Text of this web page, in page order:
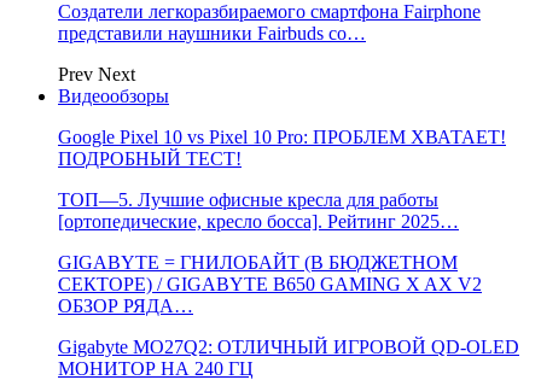
Создатели легкоразбираемого смартфона Fairphone
представили наушники Fairbuds со…
Prev Next
Видеообзоры
Google Pixel 10 vs Pixel 10 Pro: ПРОБЛЕМ ХВАТАЕТ!
ПОДРОБНЫЙ ТЕСТ!
ТОП—5. Лучшие офисные кресла для работы
[ортопедические, кресло босса]. Рейтинг 2025…
GIGABYTE = ГНИЛОБАЙТ (В БЮДЖЕТНОМ
СЕКТОРЕ) / GIGABYTE B650 GAMING X AX V2
ОБЗОР РЯДА…
Gigabyte MO27Q2: ОТЛИЧНЫЙ ИГРОВОЙ QD-OLED
МОНИТОР НА 240 ГЦ